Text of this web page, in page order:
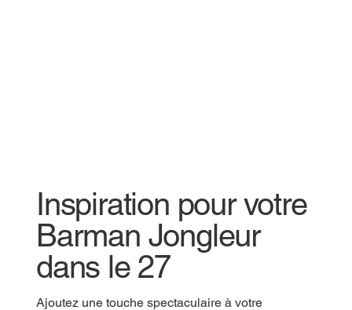
Inspiration pour votre
Barman Jongleur
dans le 27
Ajoutez une touche spectaculaire à votre